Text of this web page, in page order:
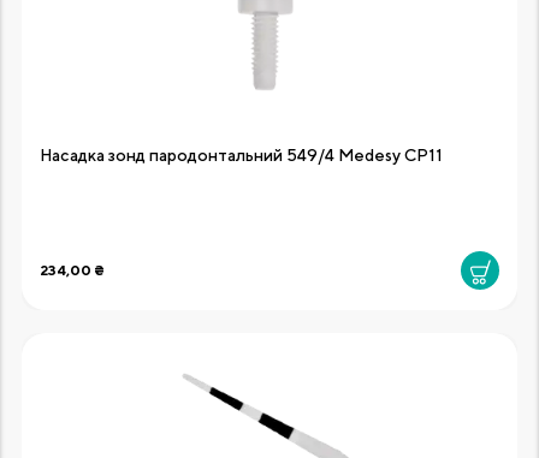
Насадка зонд пародонтальний 549/4 Medesy CP11
234,00 ₴